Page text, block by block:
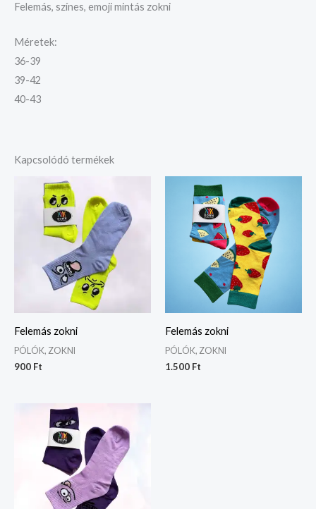
Felemás, színes, emoji mintás zokni
Méretek:
36-39
39-42
40-43
Kapcsolódó termékek
Felemás zokni
PÓLÓK, ZOKNI
900 Ft
Felemás zokni
PÓLÓK, ZOKNI
1.500 Ft